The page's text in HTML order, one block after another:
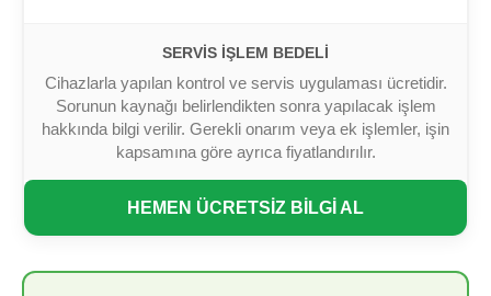
SERVIS İŞLEM BEDELI
Cihazlarla yapılan kontrol ve servis uygulaması ücretidir.
Sorunun kaynağı belirlendikten sonra yapılacak işlem
hakkında bilgi verilir. Gerekli onarım veya ek işlemler, işin
kapsamına göre ayrıca fiyatlandırılır.
HEMEN ÜCRETSİZ BİLGİ AL